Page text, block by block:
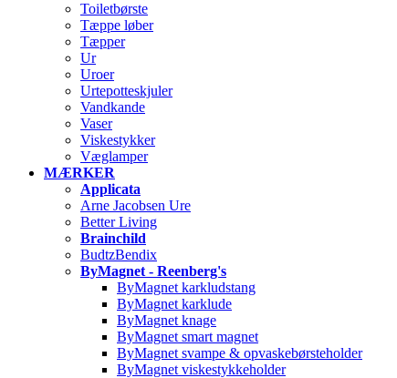
Toiletbørste
Tæppe løber
Tæpper
Ur
Uroer
Urtepotteskjuler
Vandkande
Vaser
Viskestykker
Væglamper
MÆRKER
Applicata
Arne Jacobsen Ure
Better Living
Brainchild
BudtzBendix
ByMagnet - Reenberg's
ByMagnet karkludstang
ByMagnet karklude
ByMagnet knage
ByMagnet smart magnet
ByMagnet svampe & opvaskebørsteholder
ByMagnet viskestykkeholder